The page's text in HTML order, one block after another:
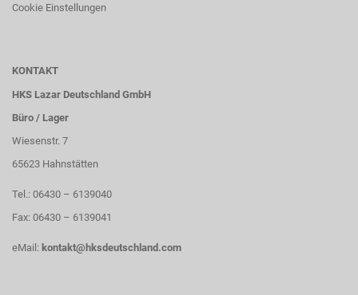
Cookie Einstellungen
KONTAKT
HKS Lazar Deutschland GmbH
Büro / Lager
Wiesenstr. 7
65623 Hahnstätten
Tel.: 06430 – 6139040
Fax: 06430 – 6139041
eMail: kontakt@hksdeutschland.com